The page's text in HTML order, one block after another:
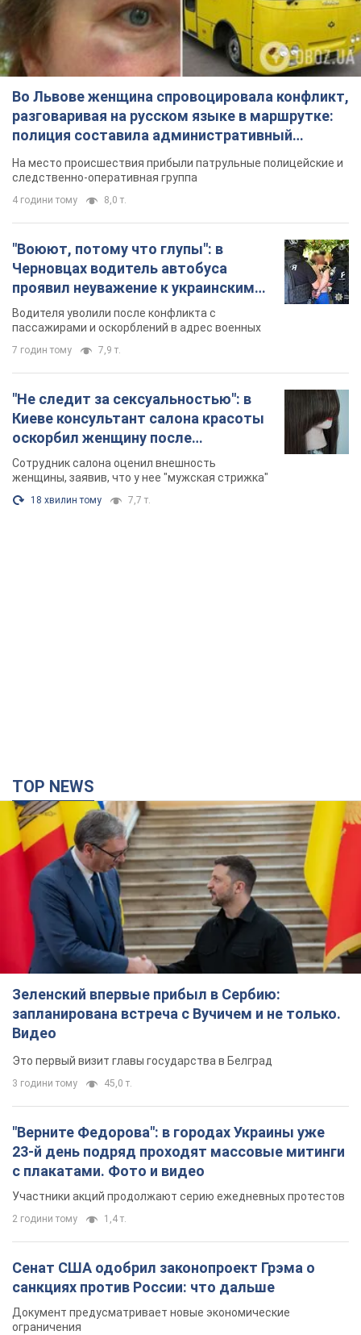
Во Львове женщина спровоцировала конфликт,
разговаривая на русском языке в маршрутке:
полиция составила административный
протокол. Видео
На место происшествия прибыли патрульные полицейские и
следственно-оперативная группа
4 години тому 8,0 т.
"Воюют, потому что глупы": в
Черновцах водитель автобуса
проявил неуважение к украинским
военным и поплатился за это.
Видео
Водителя уволили после конфликта с
пассажирами и оскорблений в адрес военных
7 годин тому 7,9 т.
"Не следит за сексуальностью": в
Киеве консультант салона красоты
оскорбил женщину после
химиотерапии, разгорелся скандал.
Фото
Сотрудник салона оценил внешность
женщины, заявив, что у нее "мужская стрижка"
18 хвилин тому 7,7 т.
TOP NEWS
Зеленский впервые прибыл в Сербию:
запланирована встреча с Вучичем и не только.
Видео
Это первый визит главы государства в Белград
3 години тому 45,0 т.
"Верните Федорова": в городах Украины уже
23-й день подряд проходят массовые митинги
с плакатами. Фото и видео
Участники акций продолжают серию ежедневных протестов
2 години тому 1,4 т.
Сенат США одобрил законопроект Грэма о
санкциях против России: что дальше
Документ предусматривает новые экономические
ограничения